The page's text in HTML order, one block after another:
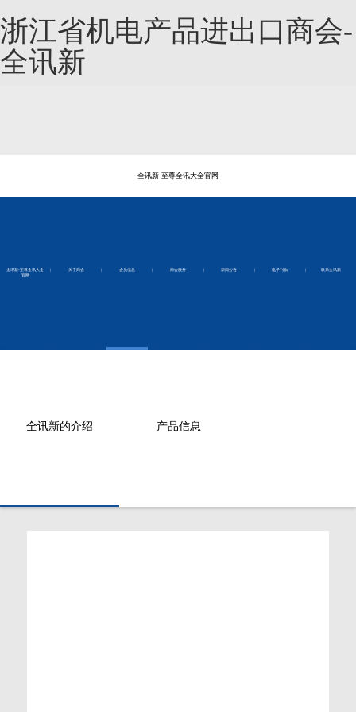
浙江省机电产品进出口商会-
全讯新
全讯新-至尊全讯大全官网
全讯新-至尊全讯大全
官网
| 关于商会 | 会员信息 | 商会服务 | 新闻公告 | 电子刊物 | 联系全讯新
全讯新的介绍 产品信息